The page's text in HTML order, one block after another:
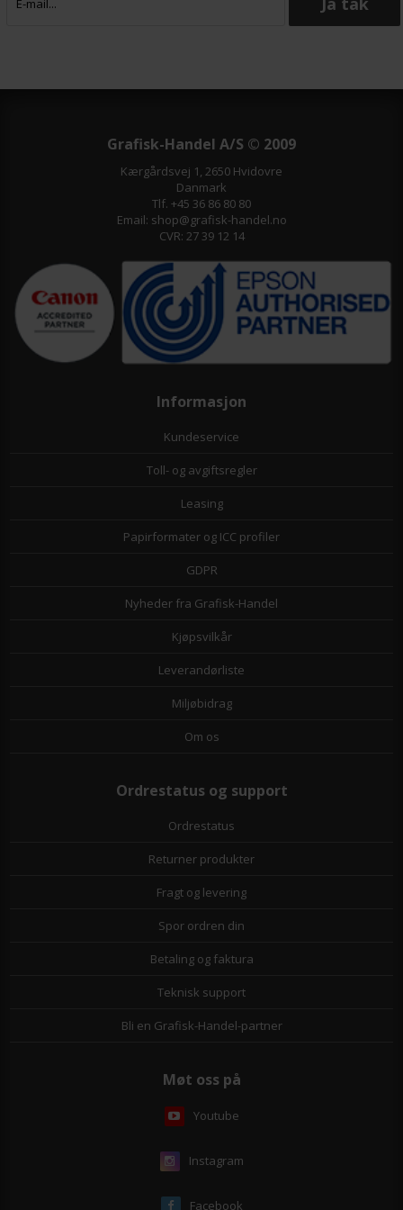
Grafisk-Handel A/S © 2009
Kærgårdsvej 1, 2650 Hvidovre
Danmark
Tlf. +45 36 86 80 80
Email: shop@grafisk-handel.no
CVR: 27 39 12 14
Informasjon
Kundeservice
Toll- og avgiftsregler
Leasing
Papirformater og ICC profiler
GDPR
Nyheder fra Grafisk-Handel
Kjøpsvilkår
Leverandørliste
Miljøbidrag
Om os
Ordrestatus og support
Ordrestatus
Returner produkter
Fragt og levering
Spor ordren din
Betaling og faktura
Teknisk support
Bli en Grafisk-Handel-partner
Møt oss på
Youtube
Instagram
Facebook